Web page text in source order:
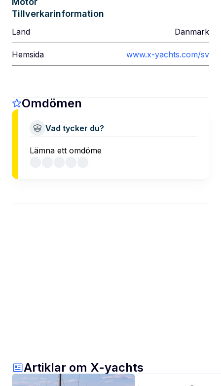
Tillverkarinformation
Land Danmark
Hemsida www.x-yachts.com/sv
Omdömen
Vad tycker du?
Lämna ett omdöme
Artiklar om X-yachts